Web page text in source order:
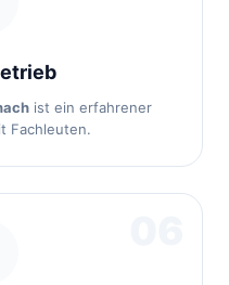
ist ein erfahrener
Fachleuten.